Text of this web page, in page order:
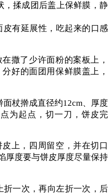
，揉成团后盖上保鲜膜，静
有延展性，吃起来的口感
撒了少许面粉的案板上，
好的面团用保鲜膜盖上，
杖擀成直径约12cm、厚度
为起点，切一刀，饼皮完
上，四周留空，并在切口
厚度要与饼皮厚度尽量保持
折一次，再向左折一次，后